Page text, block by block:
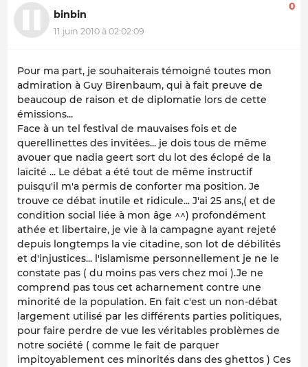
binbin
11 juin 2010 à 02:02:09
0
Pour ma part, je souhaiterais témoigné toutes mon
admiration à Guy Birenbaum, qui à fait preuve de
beaucoup de raison et de diplomatie lors de cette
émissions...
Face à un tel festival de mauvaises fois et de
querellinettes des invitées... je dois tous de même
avouer que nadia geert sort du lot des éclopé de la
laïcité ... Le débat a été tout de même instructif
puisqu'il m'a permis de conforter ma position. Je
trouve ce débat inutile et ridicule... J'ai 25 ans,( et de
condition social liée à mon âge ^^) profondément
athée et libertaire, je vie à la campagne ayant rejeté
depuis longtemps la vie citadine, son lot de débilités
et d'injustices... l'islamisme personnellement je ne le
constate pas ( du moins pas vers chez moi ).Je ne
comprend pas tous cet acharnement contre une
minorité de la population. En fait c'est un non-débat
largement utilisé par les différents parties politiques,
pour faire perdre de vue les véritables problèmes de
notre société ( comme le fait de parquer
impitoyablement ces minorités dans des ghettos ) Ces